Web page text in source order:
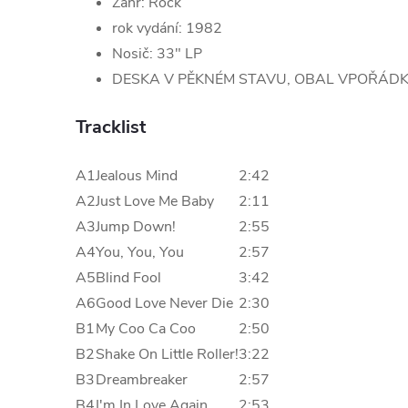
rok vydání: 1982
Nosič: 33" LP
DESKA V PĚKNÉM STAVU, OBAL
Tracklist
A1Jealous Mind
2:42
A2Just Love Me Baby
2:11
A3Jump Down!
2:55
A4You, You, You
2:57
A5Blind Fool
3:42
A6Good Love Never Die 2:30
B1My Coo Ca Coo
2:50
B2Shake On Little Roller!3:22
B3Dreambreaker
2:57